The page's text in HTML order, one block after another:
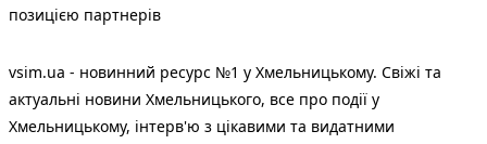
позицією партнерів
vsim.ua - новинний ресурс №1 у Хмельницькому. Свіжі та
актуальні новини Хмельницького, все про події у
Хмельницькому, інтерв'ю з цікавими та видатними